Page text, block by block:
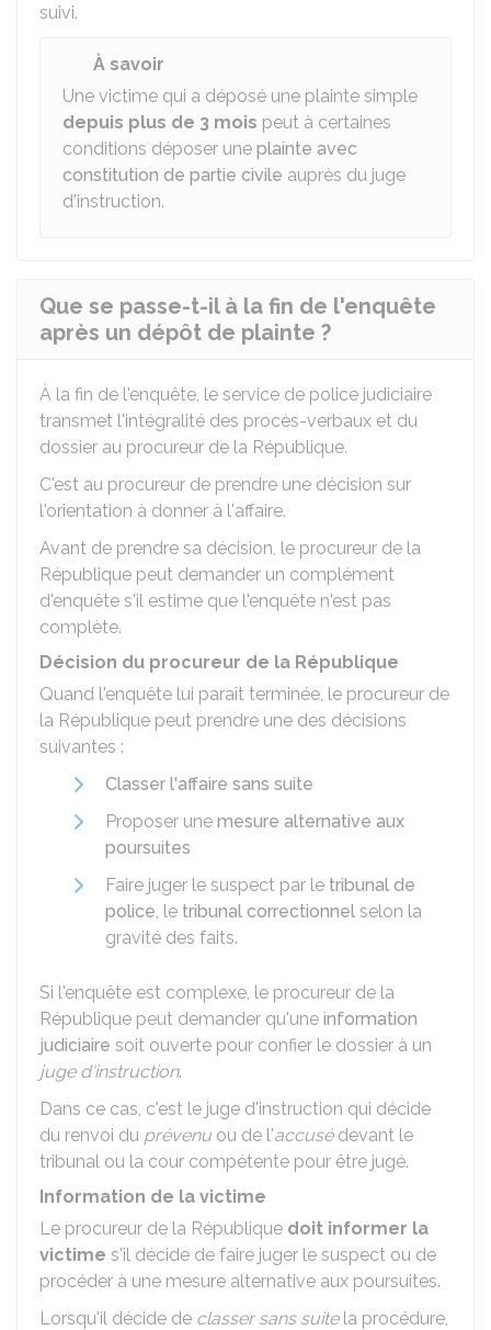
suivi.
À savoir
Une victime qui a déposé une plainte simple
depuis plus de 3 mois peut à certaines
conditions déposer une plainte avec
constitution de partie civile auprès du juge
d'instruction.
Que se passe-t-il à la fin de l'enquête
après un dépôt de plainte ?
À la fin de l'enquête, le service de police judiciaire
transmet l'intégralité des procès-verbaux et du
dossier au procureur de la République.
C'est au procureur de prendre une décision sur
l'orientation à donner à l'affaire.
Avant de prendre sa décision, le procureur de la
République peut demander un complément
d'enquête s'il estime que l'enquête n'est pas
complète.
Décision du procureur de la République
Quand l'enquête lui paraît terminée, le procureur de
la République peut prendre une des décisions
suivantes :
Classer l'affaire sans suite
Proposer une mesure alternative aux
poursuites
Faire juger le suspect par le tribunal de
police, le tribunal correctionnel selon la
gravité des faits.
Si l'enquête est complexe, le procureur de la
République peut demander qu'une information
judiciaire soit ouverte pour confier le dossier à un
juge d'instruction.
Dans ce cas, c'est le juge d'instruction qui décide
du renvoi du prévenu ou de l'accusédevant le
tribunal ou la cour compétente pour être jugé.
Information de la victime
Le procureur de la République doit informer la
victime s'il décide de faire juger le suspect ou de
procéder à une mesure alternative aux poursuites.
Lorsqu'il décide de classer sans suitela procédure,